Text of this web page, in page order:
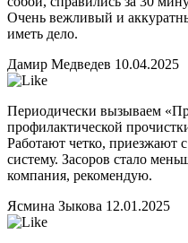
Очень вежливый и
иметь дело.
Дамир Медведев 10.04.2025
Периодически вызываем
профилактической
Работают четко, приезжают
систему. Засоров стало
компания, рекомендую.
Ясмина Зыкова 12.01.2025